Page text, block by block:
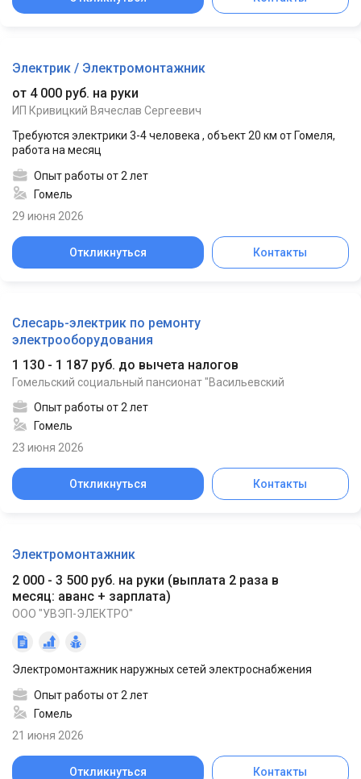
Электрик / Электромонтажник
от 4 000 руб. на руки
ИП Кривицкий Вячеслав Сергеевич
Требуются электрики 3-4 человека , объект 20 км от Гомеля,
работа на месяц
Опыт работы от 2 лет
Гомель
29 июня 2026
Откликнуться Контакты
Слесарь-электрик по ремонту
электрооборудования
1 130 - 1 187 руб. до вычета налогов
Гомельский социальный пансионат "Васильевский
Опыт работы от 2 лет
Гомель
23 июня 2026
Откликнуться Контакты
Электромонтажник
2 000 - 3 500 руб. на руки (выплата 2 раза в
месяц: аванс + зарплата)
ООО "УВЭП-ЭЛЕКТРО"
Электромонтажник наружных сетей электроснабжения
Опыт работы от 2 лет
Гомель
21 июня 2026
Откликнуться Контакты